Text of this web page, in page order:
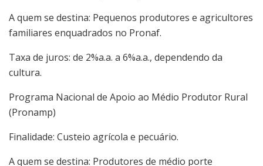
A quem se destina: Pequenos produtores e agricultores
familiares enquadrados no Pronaf.
Taxa de juros: de 2%a.a. a 6%a.a., dependendo da
cultura.
Programa Nacional de Apoio ao Médio Produtor Rural
(Pronamp)
Finalidade: Custeio agrícola e pecuário.
A quem se destina: Produtores de médio porte